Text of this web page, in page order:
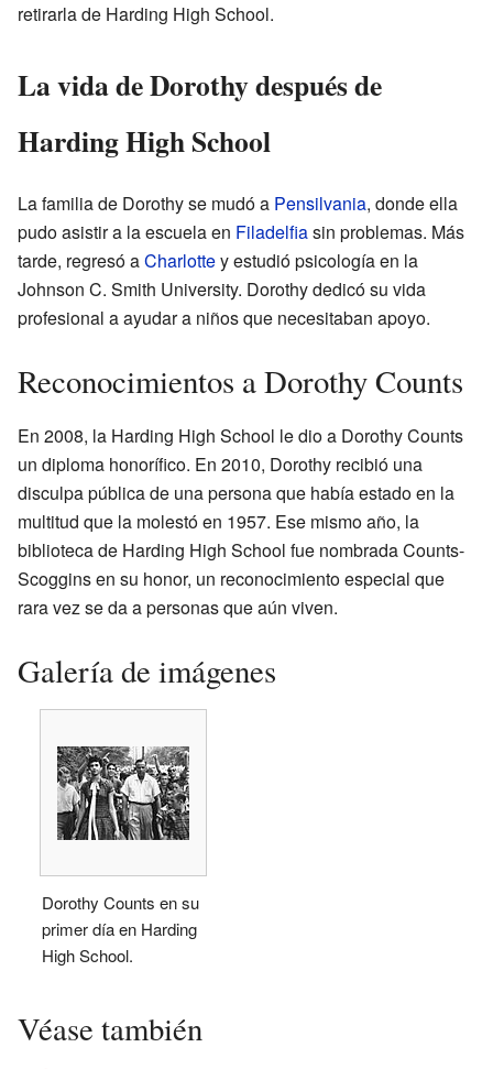
retirarla de Harding High School.
La vida de Dorothy después de
Harding High School
La familia de Dorothy se mudó a Pensilvania, donde ella
pudo asistir a la escuela en Filadelfiasin problemas. Más
tarde, regresó aCharlottey estudió psicología en la
Johnson C. Smith University. Dorothy dedicó su vida
profesional a ayudar a niños que necesitaban apoyo.
Reconocimientos a Dorothy Counts
En 2008, la Harding High School le dio a Dorothy Counts
un diploma honorífico. En 2010, Dorothy recibió una
disculpa pública de una persona que había estado en la
multitud que la molestó en 1957. Ese mismo año, la
biblioteca de Harding High School fue nombrada Counts-
Scoggins en su honor, un reconocimiento especial que
rara vez se da a personas que aún viven.
Galería de imágenes
Dorothy Counts en su
primer día en Harding
High School.
Véase también